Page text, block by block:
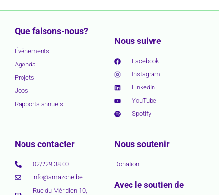
Que faisons-nous?
Événements
Agenda
Projets
Jobs
Rapports annuels
Nous suivre
Facebook
Instagram
LinkedIn
YouTube
Spotify
Nous contacter
02/229 38 00
info@amazone.be
Rue du Méridien 10,
Nous soutenir
Donation
Avec le soutien de